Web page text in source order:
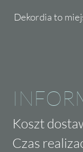
Dekordia to
Koszt
Czas